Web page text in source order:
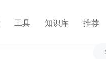
工具 知识库 推荐